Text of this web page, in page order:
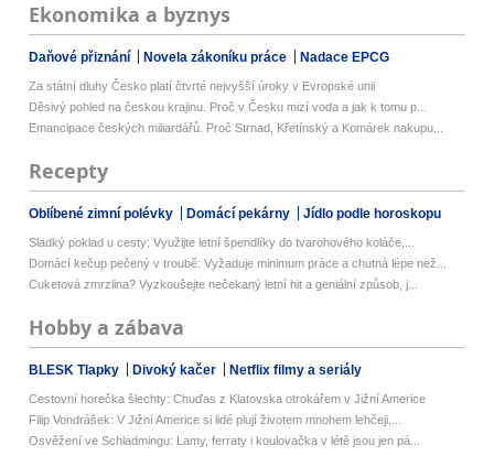
Ekonomika a byznys
Daňové přiznání Novela zákoníku práce Nadace EPCG
Za státní dluhy Česko platí čtvrté nejvyšší úroky v Evropské unii
Děsivý pohled na českou krajinu. Proč v Česku mizí voda a jak k tomu p...
Emancipace českých miliardářů. Proč Strnad, Křetínský a Komárek nakupu...
Recepty
Oblíbené zimní polévky Domácí pekárny Jídlo podle horoskopu
Sladký poklad u cesty: Využijte letní špendlíky do tvarohového koláče,...
Domácí kečup pečený v troubě: Vyžaduje minimum práce a chutná lépe než...
Cuketová zmrzlina? Vyzkoušejte nečekaný letní hit a geniální způsob, j...
Hobby a zábava
BLESK Tlapky Divoký kačer Netflix filmy a seriály
Cestovní horečka šlechty: Chuďas z Klatovska otrokářem v Jižní Americe
Filip Vondrášek: V Jižní Americe si lidé plují životem mnohem lehčeji,...
Osvěžení ve Schladmingu: Lamy, ferraty i koulovačka v létě jsou jen pá...